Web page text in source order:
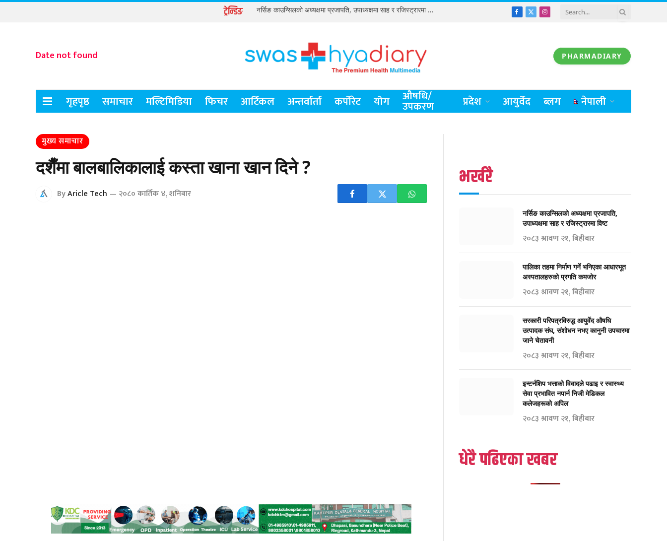
ट्रेन्डिङ नर्सिङ काउन्सिलको अध्यक्षमा प्रजापति, उपाध्यक्षमा साह र रजिस्ट्रारमा विष्ट
Facebook
X
Instagram
Date not found PHARMADIARY
गृहपृष्ठ समाचार मल्टिमिडिया फिचर आर्टिकल अन्तर्वार्ता कर्पोरेट योग औषधि/
उपकरण प्रदेश आयुर्वेद ब्लग नेपाली
मुख्य समाचार
दशैँमा बालबालिकालाई कस्ता खाना खान दिने ?
ByAricle Tech २०८० कार्तिक ४, शनिबार
भर्खरै
नर्सिङ काउन्सिलको अध्यक्षमा प्रजापति,
उपाध्यक्षमा साह र रजिस्ट्रारमा विष्ट
२०८३ श्रावण २१, बिहीबार
पालिका तहमा निर्माण गर्ने भनिएका आधारभूत
अस्पतालहरुको प्रगति कमजोर
२०८३ श्रावण २१, बिहीबार
सरकारी परिपत्रविरुद्ध आयुर्वेद औषधि
उत्पादक संघ, संशोधन नभए कानुनी उपचारमा
जाने चेतावनी
२०८३ श्रावण २१, बिहीबार
इन्टर्नशिप भत्ताको विवादले पढाइ र स्वास्थ्य
सेवा प्रभावित नपार्न निजी मेडिकल
कलेजहरूको अपिल
२०८३ श्रावण २१, बिहीबार
धेरै पढिएका खबर